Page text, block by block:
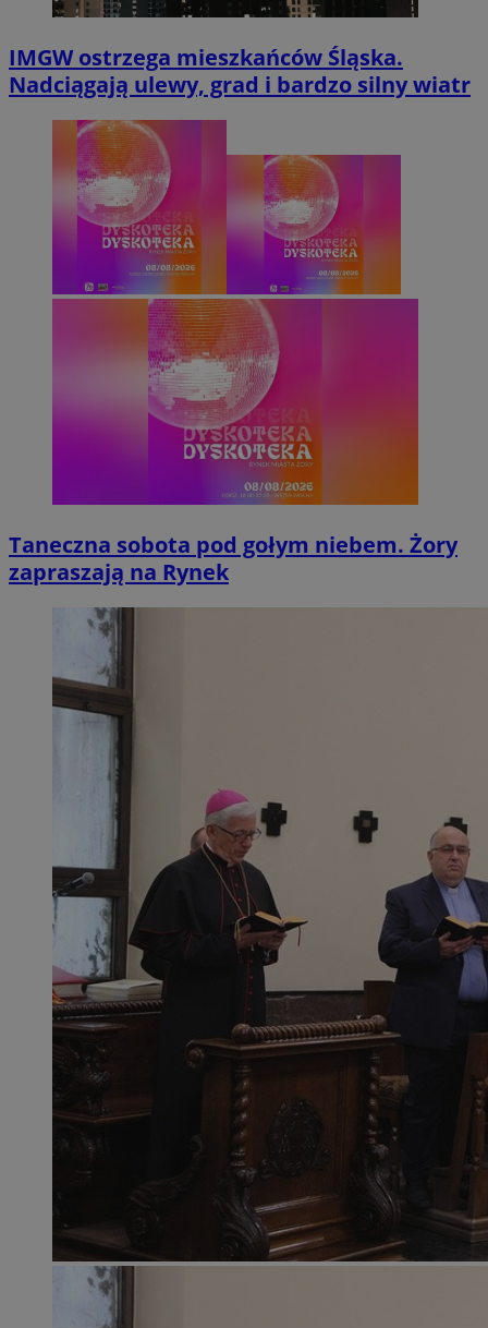
IMGW ostrzega mieszkańców Śląska.
Nadciągają ulewy, grad i bardzo silny wiatr
Taneczna sobota pod gołym niebem. Żory
zapraszają na Rynek